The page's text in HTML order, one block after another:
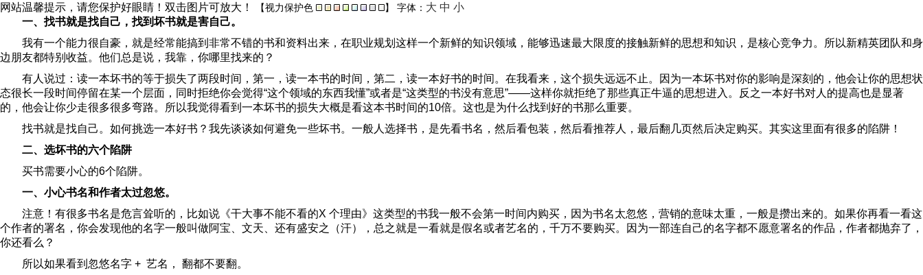
网站温馨提示，请您保护好眼睛！双击图片可放大！ 【视力保护色 】 字体： 大 中 小
一、找书就是找自己，找到坏书就是害自己。
我有一个能力很自豪，就是经常能搞到非常不错的书和资料出来，在职业规划这样一个新鲜的知识领域，能够迅速最大限度的接触新鲜的思想和知识，是核心竞争力。所以新精英团队和身
边朋友都特别收益。他们总是说，我靠，你哪里找来的？
有人说过：读一本坏书的等于损失了两段时间，第一，读一本书的时间，第二，读一本好书的时间。在我看来，这个损失远远不止。因为一本坏书对你的影响是深刻的，他会让你的思想状
态很长一段时间停留在某一个层面，同时拒绝你会觉得“这个领域的东西我懂”或者是“这类型的书没有意思”——这样你就拒绝了那些真正牛逼的思想进入。反之一本好书对人的提高也是显著
的，他会让你少走很多很多弯路。所以我觉得看到一本坏书的损失大概是看这本书时间的10倍。这也是为什么找到好的书那么重要。
找书就是找自己。如何挑选一本好书？我先谈谈如何避免一些坏书。一般人选择书，是先看书名，然后看包装，然后看推荐人，最后翻几页然后决定购买。其实这里面有很多的陷阱！
二、选坏书的六个陷阱
买书需要小心的6个陷阱。
一、小心书名和作者太过忽悠。
注意！有很多书名是危言耸听的，比如说《干大事不能不看的X 个理由》这类型的书我一般不会第一时间内购买，因为书名太忽悠，营销的意味太重，一般是攒出来的。如果你再看一看这
个作者的署名，你会发现他的名字一般叫做阿宝、文天、还有盛安之（汗），总之就是一看就是假名或者艺名的，千万不要购买。因为一部连自己的名字都不愿意署名的作品，作者都抛弃了，
你还看么？
所以如果看到忽悠名字 + 艺名， 翻都不要翻。